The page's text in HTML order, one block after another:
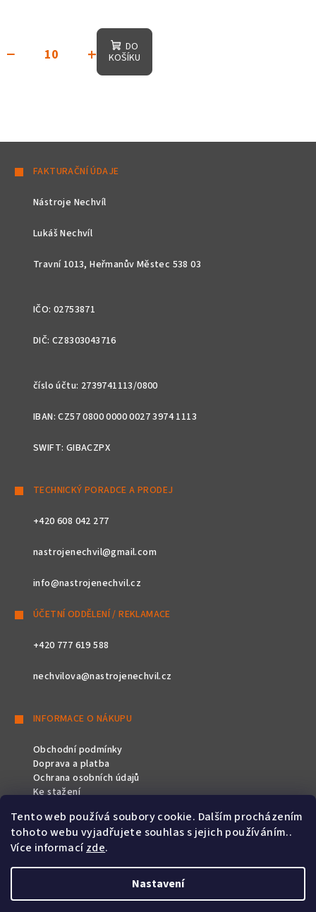
Tento web používá soubory cookie. Dalším procházením
tohoto webu vyjadřujete souhlas s jejich používáním..
Více informacízde.
Nastavení
+
−
DO
KOŠÍKU
FAKTURAČNÍ ÚDAJE
Nástroje Nechvíl
Lukáš Nechvíl
Travní 1013, Heřmanův Městec 538 03
IČO: 02753871
DIČ: CZ8303043716
číslo účtu: 2739741113/0800
IBAN: CZ57 0800 0000 0027 3974 1113
SWIFT: GIBACZPX
TECHNICKÝ PORADCE A PRODEJ
+420 608 042 277
nastrojenechvil@gmail.com
info@nastrojenechvil.cz
ÚČETNÍ ODDĚLENÍ / REKLAMACE
+420 777 619 588
nechvilova@nastrojenechvil.cz
INFORMACE O NÁKUPU
Obchodní podmínky
Doprava a platba
Ochrana osobních údajů
Ke stažení
SLEDUJTE NÁS